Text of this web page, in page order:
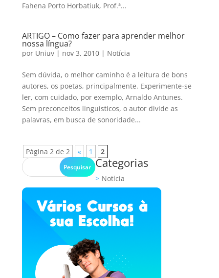
Fahena Porto Horbatiuk, Prof.ª...
ARTIGO – Como fazer para aprender melhor
nossa língua?
por Uniuv| nov 3, 2010| Notícia
Sem dúvida, o melhor caminho é a leitura de bons
autores, os poetas, principalmente. Experimente-se
ler, com cuidado, por exemplo, Arnaldo Antunes.
Sem preconceitos linguísticos, o autor divide as
palavras, em busca de sonoridade...
Página 2 de 2 « 1 2
Categorias
Notícia